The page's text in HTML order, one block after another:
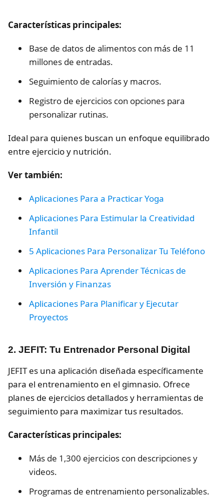
Características principales:
Base de datos de alimentos con más de 11
millones de entradas.
Seguimiento de calorías y macros.
Registro de ejercicios con opciones para
personalizar rutinas.
Ideal para quienes buscan un enfoque equilibrado
entre ejercicio y nutrición.
Ver también:
Aplicaciones Para a Practicar Yoga
Aplicaciones Para Estimular la Creatividad
Infantil
5 Aplicaciones Para Personalizar Tu Teléfono
Aplicaciones Para Aprender Técnicas de
Inversión y Finanzas
Aplicaciones Para Planificar y Ejecutar
Proyectos
2. JEFIT: Tu Entrenador Personal Digital
JEFIT es una aplicación diseñada específicamente
para el entrenamiento en el gimnasio. Ofrece
planes de ejercicios detallados y herramientas de
seguimiento para maximizar tus resultados.
Características principales:
Más de 1,300 ejercicios con descripciones y
videos.
Programas de entrenamiento personalizables.